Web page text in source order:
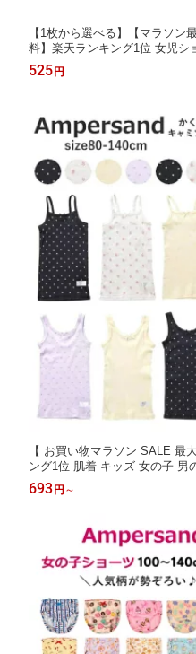
【1枚から選べる】【マラソン
料】楽天ランキング1位 女児シ
160cm ALGY | ランキング1位
キッズ ショーツ パンツ子供 ガ
525 円
【 お買い物マラソン SALE 最
ング1位 肌着 キッズ 女の子 男
ナー キャミソール ＆ タンクト
子供下着 | 女の子 キッズ 下着
693 円 ～